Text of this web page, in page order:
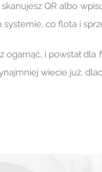
QR albo
co flota i
i powstał
wiecie już,